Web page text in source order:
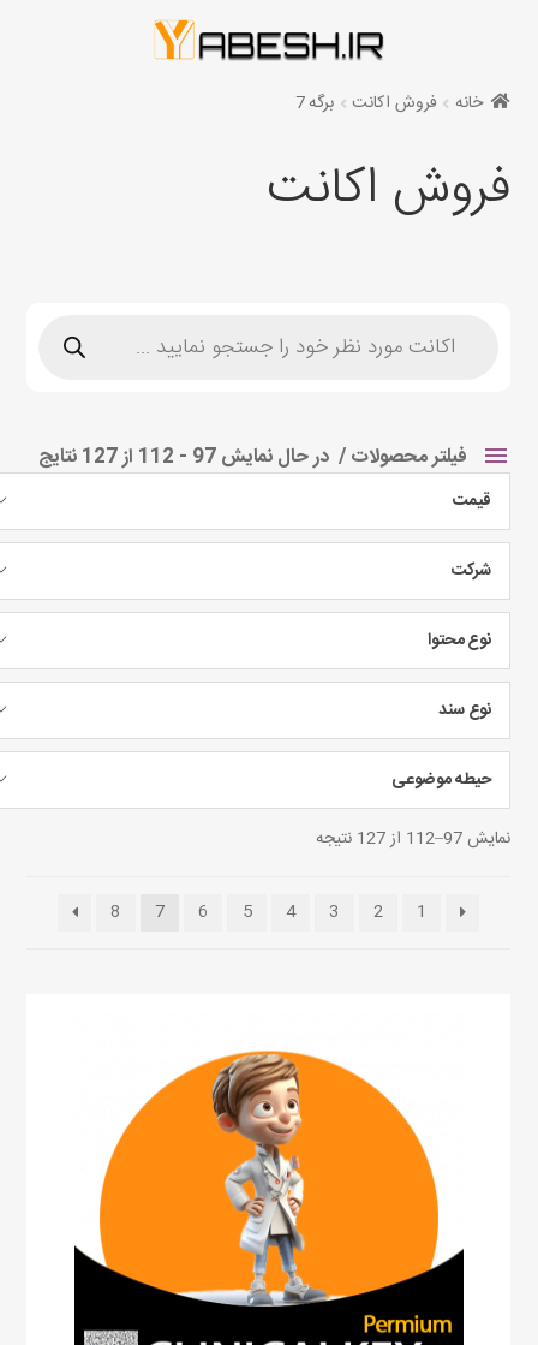
خانه فروش اکانت برگه 7
فروش اکانت
search
فیلتر محصولات در حال نمایش 97 - 112 از 127 نتایج
قیمت
شرکت
نوع محتوا
نوع سند
حیطه موضوعی
نمایش 97–112 از 127 نتیجه
1
2
3
4
5
6
7
8
مختلفی
است